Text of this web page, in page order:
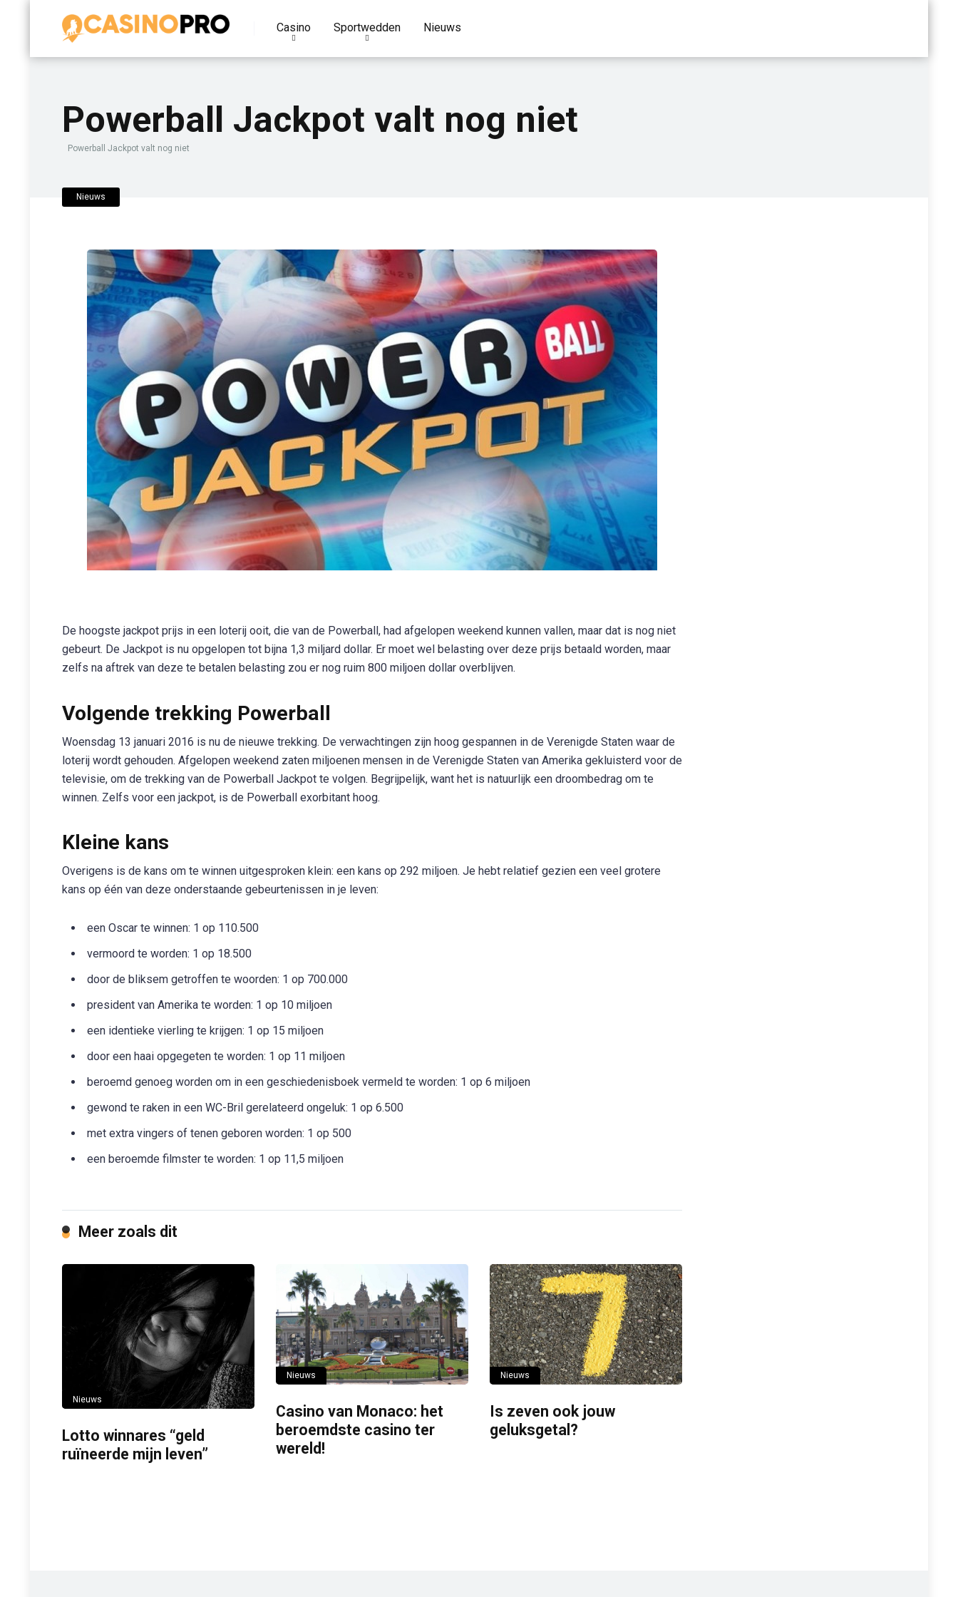
Casino Sportwedden Nieuws
Powerball Jackpot valt nog niet
Powerball Jackpot valt nog niet
Nieuws
De hoogste jackpot prijs in een loterij ooit, die van de Powerball, had afgelopen weekend kunnen vallen, maar dat is nog niet
gebeurt. De Jackpot is nu opgelopen tot bijna 1,3 miljard dollar. Er moet wel belasting over deze prijs betaald worden, maar
zelfs na aftrek van deze te betalen belasting zou er nog ruim 800 miljoen dollar overblijven.
Volgende trekking Powerball
Woensdag 13 januari 2016 is nu de nieuwe trekking. De verwachtingen zijn hoog gespannen in de Verenigde Staten waar de
loterij wordt gehouden. Afgelopen weekend zaten miljoenen mensen in de Verenigde Staten van Amerika gekluisterd voor de
televisie, om de trekking van de Powerball Jackpot te volgen. Begrijpelijk, want het is natuurlijk een droombedrag om te
winnen. Zelfs voor een jackpot, is de Powerball exorbitant hoog.
Kleine kans
Overigens is de kans om te winnen uitgesproken klein: een kans op 292 miljoen. Je hebt relatief gezien een veel grotere
kans op één van deze onderstaande gebeurtenissen in je leven:
een Oscar te winnen: 1 op 110.500
vermoord te worden: 1 op 18.500
door de bliksem getroffen te woorden: 1 op 700.000
president van Amerika te worden: 1 op 10 miljoen
een identieke vierling te krijgen: 1 op 15 miljoen
door een haai opgegeten te worden: 1 op 11 miljoen
beroemd genoeg worden om in een geschiedenisboek vermeld te worden: 1 op 6 miljoen
gewond te raken in een WC-Bril gerelateerd ongeluk: 1 op 6.500
met extra vingers of tenen geboren worden: 1 op 500
een beroemde filmster te worden: 1 op 11,5 miljoen
Meer zoals dit
Nieuws
Lotto winnares “geld
ruïneerde mijn leven”
Nieuws
Casino van Monaco: het
beroemdste casino ter
wereld!
Nieuws
Is zeven ook jouw
geluksgetal?